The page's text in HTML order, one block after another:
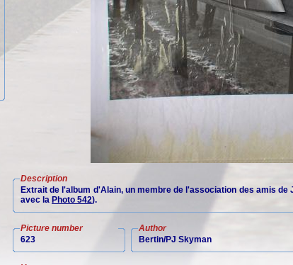
Description
Extrait de l'album d'Alain, un membre de l'association des amis
avec la Photo 542).
Picture number
623
Author
Bertin/PJ Skyman